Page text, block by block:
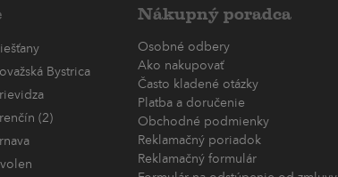
Bystrica
(2)
Nákupný poradca
Osobné odbery
Ako nakupovať
Často kladené otázky
Platba a doručenie
Obchodné podmienky
Reklamačný poriadok
Reklamačný formulár